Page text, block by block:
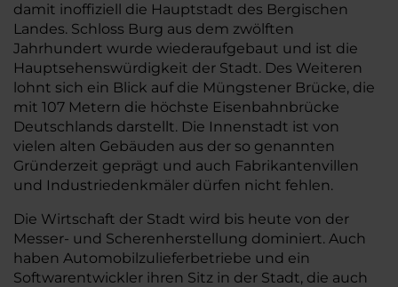
damit inoffiziell die Hauptstadt des Bergischen
Landes. Schloss Burg aus dem zwölften
Jahrhundert wurde wiederaufgebaut und ist die
Hauptsehenswürdigkeit der Stadt. Des Weiteren
lohnt sich ein Blick auf die Müngstener Brücke, die
mit 107 Metern die höchste Eisenbahnbrücke
Deutschlands darstellt. Die Innenstadt ist von
vielen alten Gebäuden aus der so genannten
Gründerzeit geprägt und auch Fabrikantenvillen
und Industriedenkmäler dürfen nicht fehlen.
Die Wirtschaft der Stadt wird bis heute von der
Messer- und Scherenherstellung dominiert. Auch
haben Automobilzulieferbetriebe und ein
Softwarentwickler ihren Sitz in der Stadt, die auch